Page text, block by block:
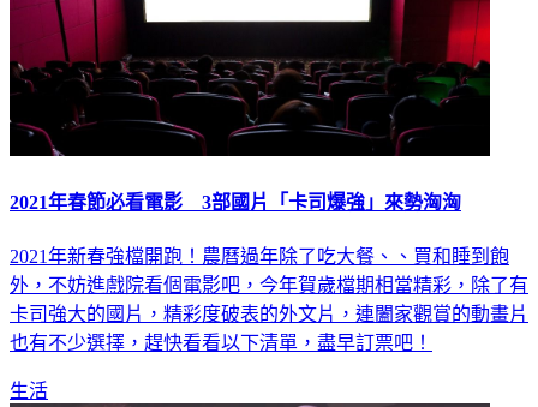
2021年春節必看電影 3部國片「卡司爆強」來勢洶洶
2021年新春強檔開跑！農曆過年除了吃大餐、、買和睡到飽
外，不妨進戲院看個電影吧，今年賀歲檔期相當精彩，除了有
卡司強大的國片，精彩度破表的外文片，連闔家觀賞的動畫片
也有不少選擇，趕快看看以下清單，盡早訂票吧！
生活